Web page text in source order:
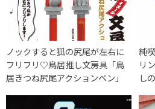
ノックすると狐の尻尾が左右に
フリフリ♡鳥居推し文房具「鳥
居きつね尻尾アクションペン」
純
リ
し